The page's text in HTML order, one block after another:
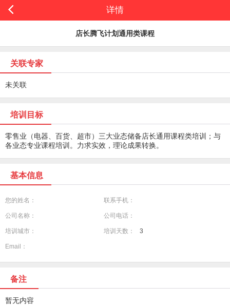
详情
店长腾飞计划通用类课程
关联专家
未关联
培训目标
零售业（电器、百货、超市）三大业态储备店长通用课程类培训；与
各业态专业课程培训。力求实效，理论成果转换。
基本信息
您的姓名： 联系手机：
公司名称： 公司电话：
培训城市： 培训天数： 3
Email：
备注
暂无内容